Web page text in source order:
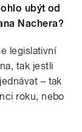
ubýt od
Nachera?
legislativní
tak jestli
– tak
roku, nebo